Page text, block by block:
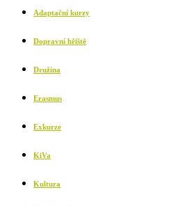
Adaptační kurzy
Dopravní hřiště
Družina
Erasmus
Exkurze
KiVa
Kultura